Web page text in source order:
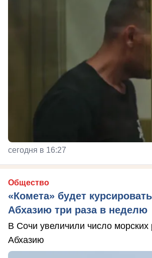
сегодня в 16:27
Общество
«Комета» будет
Абхазию три раза в неделю
В Сочи увеличили число морских
Абхазию